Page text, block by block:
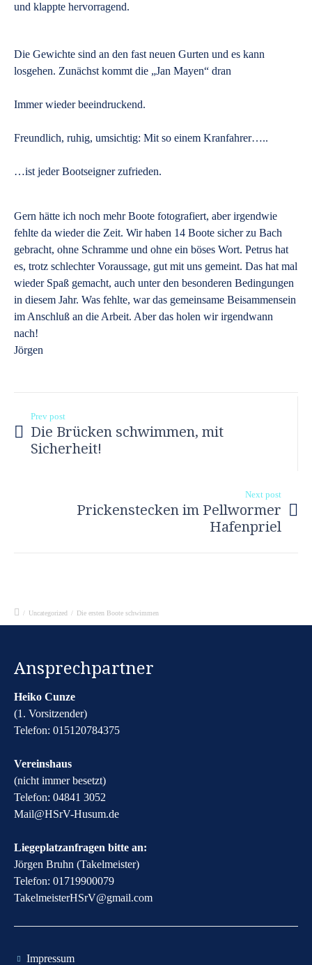
und klappte hervorragend.
Die Gewichte sind an den fast neuen Gurten und es kann
losgehen. Zunächst kommt die „Jan Mayen“ dran
Immer wieder beeindruckend.
Freundlich, ruhig, umsichtig: Mit so einem Kranfahrer…..
…ist jeder Bootseigner zufrieden.
Gern hätte ich noch mehr Boote fotografiert, aber irgendwie
fehlte da wieder die Zeit. Wir haben 14 Boote sicher zu Bach
gebracht, ohne Schramme und ohne ein böses Wort. Petrus hat
es, trotz schlechter Voraussage, gut mit uns gemeint. Das hat mal
wieder Spaß gemacht, auch unter den besonderen Bedingungen
in diesem Jahr. Was fehlte, war das gemeinsame Beisammensein
im Anschluß an die Arbeit. Aber das holen wir irgendwann
nach!
Jörgen
Prev post
Die Brücken schwimmen, mit
Sicherheit!
Next post
Prickenstecken im Pellwormer
Hafenpriel
/ Uncategorized / Die ersten Boote schwimmen
Ansprechpartner
Heiko Cunze
(1. Vorsitzender)
Telefon: 015120784375
Vereinshaus
(nicht immer besetzt)
Telefon: 04841 3052
​Mail@HSrV-Husum.de​
Liegeplatzanfragen bitte an:
Jörgen Bruhn (Takelmeister)
Telefon: 01719900079
​TakelmeisterHSrV@gmail.com​
​Impressum